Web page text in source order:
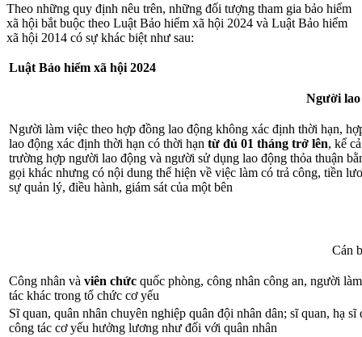
Theo những quy định nêu trên, những đối tượng tham gia bảo hiểm
xã hội bắt buộc theo Luật Bảo hiểm xã hội 2024 và Luật Bảo hiểm
xã hội 2014 có sự khác biệt như sau:
Luật Bảo hiểm xã hội 2024
Người lao
Người làm việc theo hợp đồng lao động không xác định thời hạn,
lao động xác định thời hạn có thời hạn từ đủ 01 tháng trở lên, kể cả
trường hợp người lao động và người sử dụng lao động thỏa thuận
gọi khác nhưng có nội dung thể hiện về việc làm có trả công, tiền
sự quản lý, điều hành, giám sát của một bên
Cán
Công nhân và viên chức quốc phòng, công nhân công an, người
tác khác trong tổ chức cơ yếu
Sĩ quan, quân nhân chuyên nghiệp quân đội nhân dân; sĩ quan, hạ
công tác cơ yếu hưởng lương như đối với quân nhân